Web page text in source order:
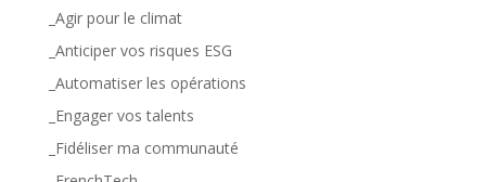
_Agir pour le climat
_Anticiper vos risques ESG
_Automatiser les opérations
_Engager vos talents
_Fidéliser ma communauté